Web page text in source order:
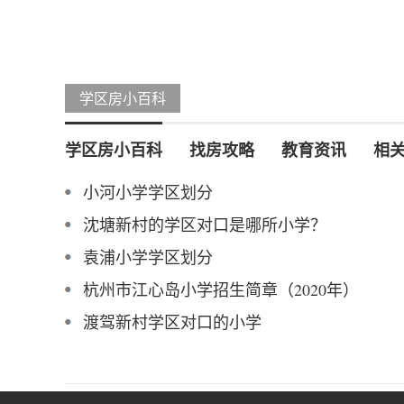
学区房小百科
学区房小百科 找房攻略 教育资讯 相
小河小学学区划分
沈塘新村的学区对口是哪所小学？
袁浦小学学区划分
杭州市江心岛小学招生简章（2020年）
渡驾新村学区对口的小学